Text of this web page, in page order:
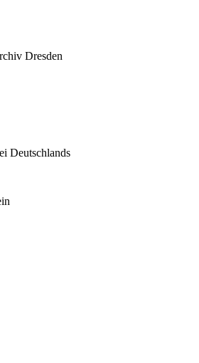
Dresden
Deutschlands